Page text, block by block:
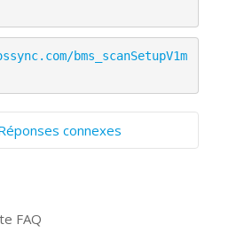
bms_scanSetupV1m
connexes
360°
FAQ